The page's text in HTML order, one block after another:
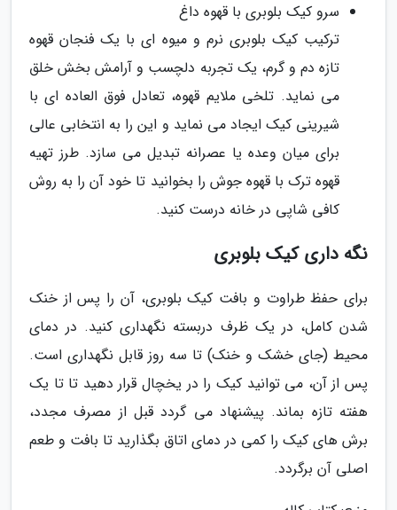
سرو کیک بلوبری با قهوه داغ
ترکیب کیک بلوبری نرم و میوه ای با یک فنجان قهوه
تازه دم و گرم، یک تجربه دلچسب و آرامش بخش خلق
می نماید. تلخی ملایم قهوه، تعادل فوق العاده ای با
شیرینی کیک ایجاد می نماید و این را به انتخابی عالی
برای میان وعده یا عصرانه تبدیل می سازد. طرز تهیه
قهوه ترک با قهوه جوش را بخوانید تا خود آن را به روش
کافی شاپی در خانه درست کنید.
نگه داری کیک بلوبری
برای حفظ طراوت و بافت کیک بلوبری، آن را پس از خنک
شدن کامل، در یک ظرف دربسته نگهداری کنید. در دمای
محیط (جای خشک و خنک) تا سه روز قابل نگهداری است.
پس از آن، می توانید کیک را در یخچال قرار دهید تا تا یک
هفته تازه بماند. پیشنهاد می گردد قبل از مصرف مجدد،
برش های کیک را کمی در دمای اتاق بگذارید تا بافت و طعم
اصلی آن برگردد.